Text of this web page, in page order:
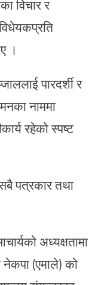
विचार र
।
पारदर्शी र
नाममा
रहेको स्पष्ट
पत्रकार तथा
अध्यक्षतामा
(एमाले) को